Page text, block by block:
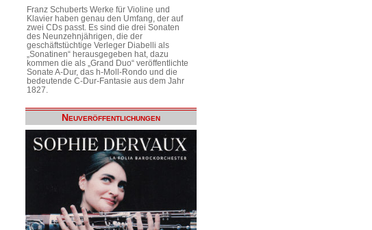
Franz Schuberts Werke für Violine und
Klavier haben genau den Umfang, der auf
zwei CDs passt. Es sind die drei Sonaten
des Neunzehnjährigen, die der
geschäftstüchtige Verleger Diabelli als
„Sonatinen“ herausgegeben hat, dazu
kommen die als „Grand Duo“ veröffentlichte
Sonate A-Dur, das h-Moll-Rondo und die
bedeutende C-Dur-Fantasie aus dem Jahr
1827.
Neuveröffentlichungen